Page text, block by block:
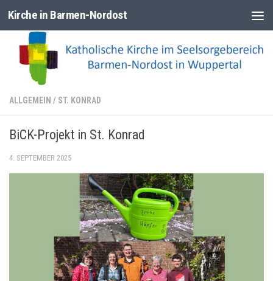
Zum Inhalt springen
Kirche in Barmen-Nordost
ALLGEMEIN / ST. KONRAD
BiCK-Projekt in St. Konrad
4. SEPTEMBER 2025